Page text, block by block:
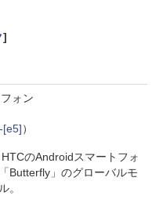
]
ォン
[e5]）
のAndroidスマートフォ
Butterfly」のグローバルモ
。